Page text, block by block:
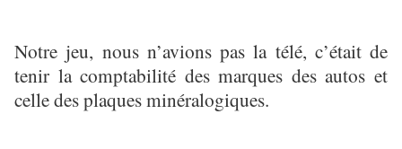
Notre jeu, nous n’avions pas la télé, c’était de
tenir la comptabilité des marques des autos et
celle des plaques minéralogiques.